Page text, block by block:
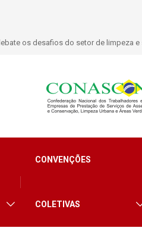
os desafios do setor de limpeza e
CONVENÇÕES
COLETIVAS